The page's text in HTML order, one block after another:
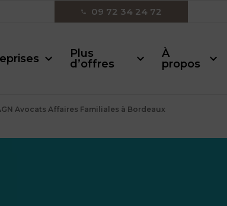
09 72 34 24 72
Plus
d’offres
À
propos
Avocats Affaires Familiales à Bordeaux